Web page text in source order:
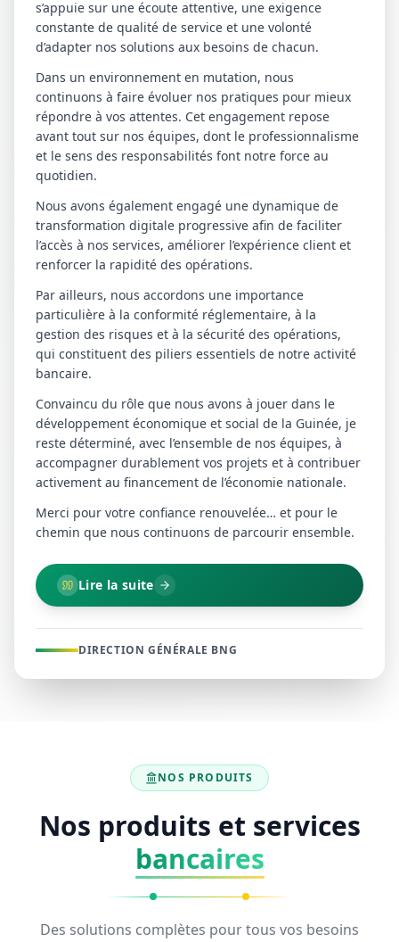
s’appuie sur une écoute attentive, une exigence
constante de qualité de service et une volonté
d’adapter nos solutions aux besoins de chacun.
Dans un environnement en mutation, nous
continuons à faire évoluer nos pratiques pour mieux
répondre à vos attentes. Cet engagement repose
avant tout sur nos équipes, dont le professionnalisme
et le sens des responsabilités font notre force au
quotidien.
Nous avons également engagé une dynamique de
transformation digitale progressive afin de faciliter
l’accès à nos services, améliorer l’expérience client et
renforcer la rapidité des opérations.
Par ailleurs, nous accordons une importance
particulière à la conformité réglementaire, à la
gestion des risques et à la sécurité des opérations,
qui constituent des piliers essentiels de notre activité
bancaire.
Convaincu du rôle que nous avons à jouer dans le
développement économique et social de la Guinée, je
reste déterminé, avec l’ensemble de nos équipes, à
accompagner durablement vos projets et à contribuer
activement au financement de l’économie nationale.
Merci pour votre confiance renouvelée… et pour le
chemin que nous continuons de parcourir ensemble.
Lire la suite
DIRECTION GÉNÉRALE BNG
NOS PRODUITS
Nos produits et services
bancaires
Des solutions complètes pour tous vos besoins